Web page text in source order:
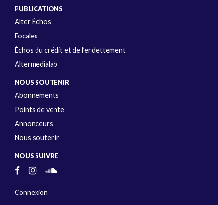
PUBLICATIONS
Alter Échos
Focales
Échos du crédit et de l’endettement
Altermedialab
NOUS SOUTENIR
Abonnements
Points de vente
Annonceurs
Nous soutenir
NOUS SUIVRE
Connexion